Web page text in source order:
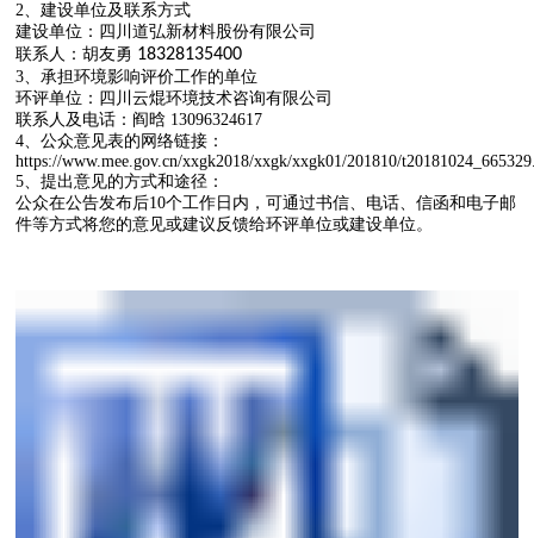
氟橡胶混炼胶
全氟醚橡胶
全氟醚O型圈
氟硅胶
产品应用
汽车工业
航空航天
2、建设单位及联系方式
建设单位： 四川道弘新材料股份有限公司
联系人：胡友勇 18328135400
3、承担环境影响评价工作的单位
环评单位：四川云焜环境技术咨询有限公司
联系人及电话：阎晗 13096324617
4、公众意见表的网络链接：
https://www.mee.gov.cn/xxgk2018/xxgk/xxgk01/201810/
5、提出意见的方式和途径：
公众在公告发布后10个工作日内，可通过书信、电话、信函和电子邮
件等方式将您的意见或建议反馈给环评单位或建设单位。